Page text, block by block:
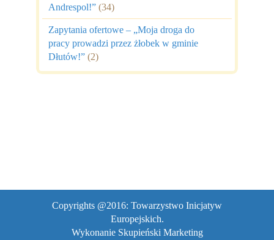
Andrespol!” (34)
Zapytania ofertowe – „Moja droga do
pracy prowadzi przez żłobek w gminie
Dłutów!” (2)
Copyrights @2016: Towarzystwo Inicjatyw
Europejskich.
Wykonanie Skupieński Marketing